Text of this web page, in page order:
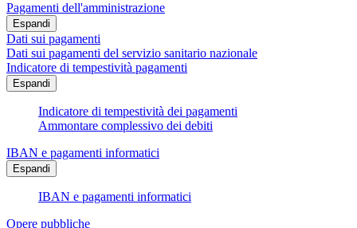
Pagamenti dell'amministrazione
Espandi
Dati sui pagamenti
Dati sui pagamenti del servizio sanitario nazionale
Indicatore di tempestività pagamenti
Espandi
Indicatore di tempestività dei pagamenti
Ammontare complessivo dei debiti
IBAN e pagamenti informatici
Espandi
IBAN e pagamenti informatici
Opere pubbliche